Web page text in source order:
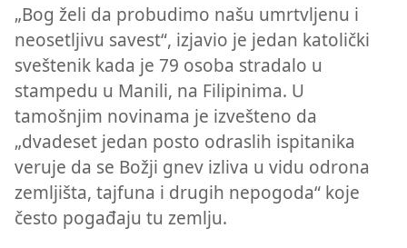
„Bog želi da probudimo našu umrtvljenu i
neosetljivu savest“, izjavio je jedan katolički
sveštenik kada je 79 osoba stradalo u
stampedu u Manili, na Filipinima. U
tamošnjim novinama je izvešteno da
„dvadeset jedan posto odraslih ispitanika
veruje da se Božji gnev izliva u vidu odrona
zemljišta, tajfuna i drugih nepogoda“ koje
često pogađaju tu zemlju.